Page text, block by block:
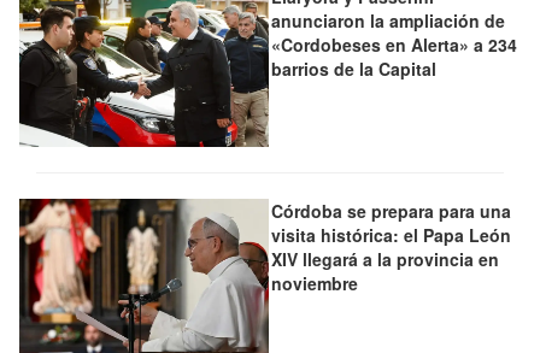
anunciaron la ampliación de
«Cordobeses en Alerta» a 234
barrios de la Capital
Córdoba se prepara para una
visita histórica: el Papa León
XIV llegará a la provincia en
noviembre